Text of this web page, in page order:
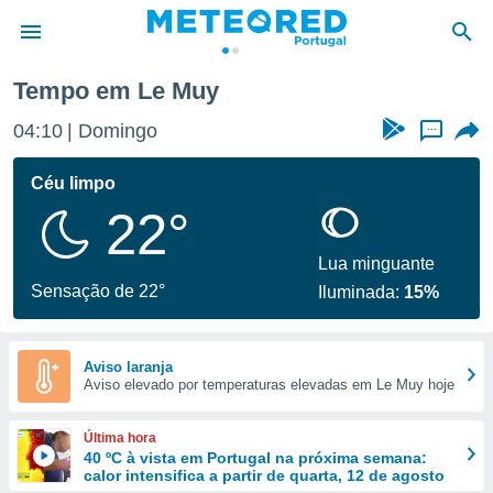
da
foi
fornecidas
a este
das
e
forma
digital
Tempo em Le Muy
04:10 Domingo ...
Céu limpo
22°
Sensação de 22°
Lua minguante
Iluminada: 15%
Aviso laranja
Aviso elevado por temperaturas elevadas em Le Muy hoje
Última hora
40 ºC à vista em Portugal na próxima semana:
calor intensifica a partir de quarta, 12 de agosto